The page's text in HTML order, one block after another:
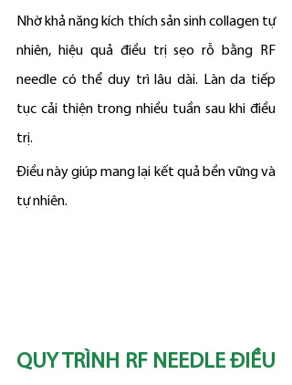
Nhờ khả năng kích thích sản sinh collagen tự
nhiên, hiệu quả điều trị sẹo rỗ bằng RF
needle có thể duy trì lâu dài. Làn da tiếp
tục cải thiện trong nhiều tuần sau khi điều
trị.
Điều này giúp mang lại kết quả bền vững và
tự nhiên.
QUY TRÌNH RF NEEDLE ĐIỀU